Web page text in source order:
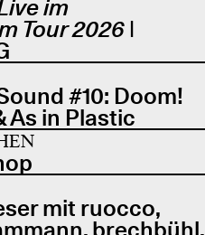
im
Tour 2026 |
#10: Doom!
As in Plastic
mit ruocco,
brechbühl,